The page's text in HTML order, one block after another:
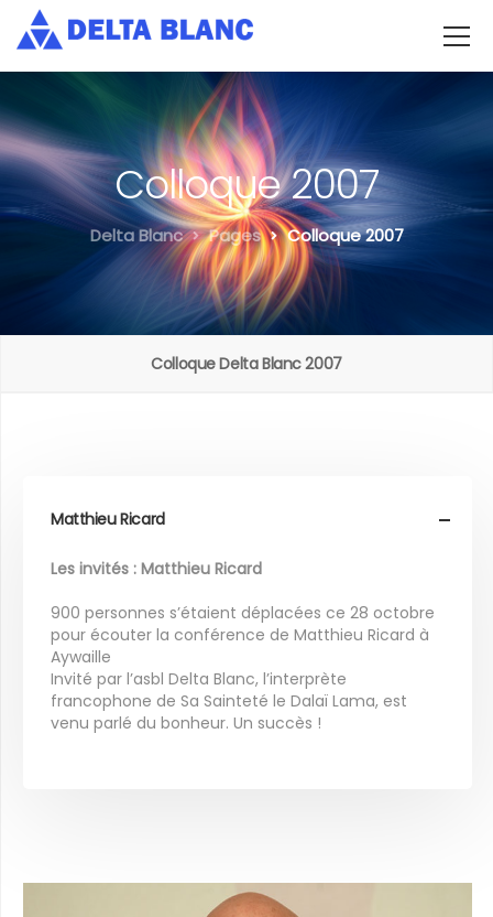
Colloque 2007
Delta Blanc Pages Colloque 2007
Colloque Delta Blanc 2007
Matthieu Ricard
Les invités : Matthieu Ricard
900 personnes s’étaient déplacées ce 28 octobre
pour écouter la conférence de Matthieu Ricard à
Aywaille
Invité par l’asbl Delta Blanc, l’interprète
francophone de Sa Sainteté le Dalaï Lama, est
venu parlé du bonheur. Un succès !